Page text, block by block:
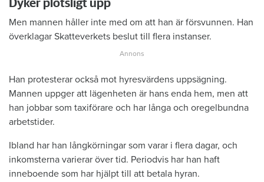
Dyker plötsligt upp
Men mannen håller inte med om att han är försvunnen. Han
överklagar Skatteverkets beslut till flera instanser.
Han protesterar också mot hyresvärdens uppsägning.
Mannen uppger att lägenheten är hans enda hem, men att
han jobbar som taxiförare och har långa och oregelbundna
arbetstider.
Ibland har han långkörningar som varar i flera dagar, och
inkomsterna varierar över tid. Periodvis har han haft
inneboende som har hjälpt till att betala hyran.